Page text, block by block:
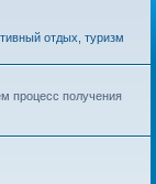
отдых, туризм
процесс получения